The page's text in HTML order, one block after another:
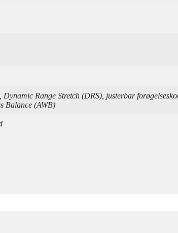
Range Stretch (DRS), justerbar
Balance (AWB)